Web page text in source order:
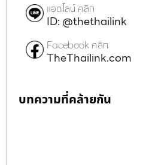
แอดไลน์ คลิก
ID: @thethailink
Facebook คลิก
TheThailink.com
บทความที่คล้ายกัน